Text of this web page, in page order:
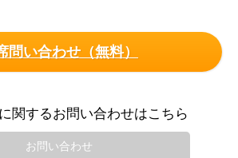
問い合わせ（無料）
関するお問い合わせはこちら
お問い合わせ